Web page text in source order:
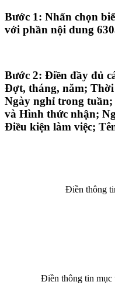
Bước 1: Nhấn chọn
với phần nội dung
Bước 2: Điền đầy đủ
Đợt, tháng, năm;
Ngày nghỉ trong
và Hình thức nhận;
Điều kiện làm việc;
Điền thông
Điền thông tin mục